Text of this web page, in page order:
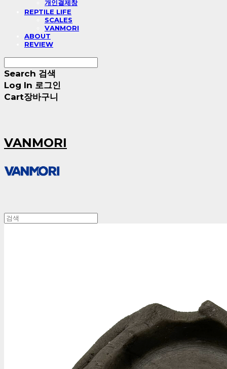
개인결제창
REPTILE LIFE
SCALES
VANMORI
ABOUT
REVIEW
Search 검색
Log In 로그인
Cart장바구니
VANMORI